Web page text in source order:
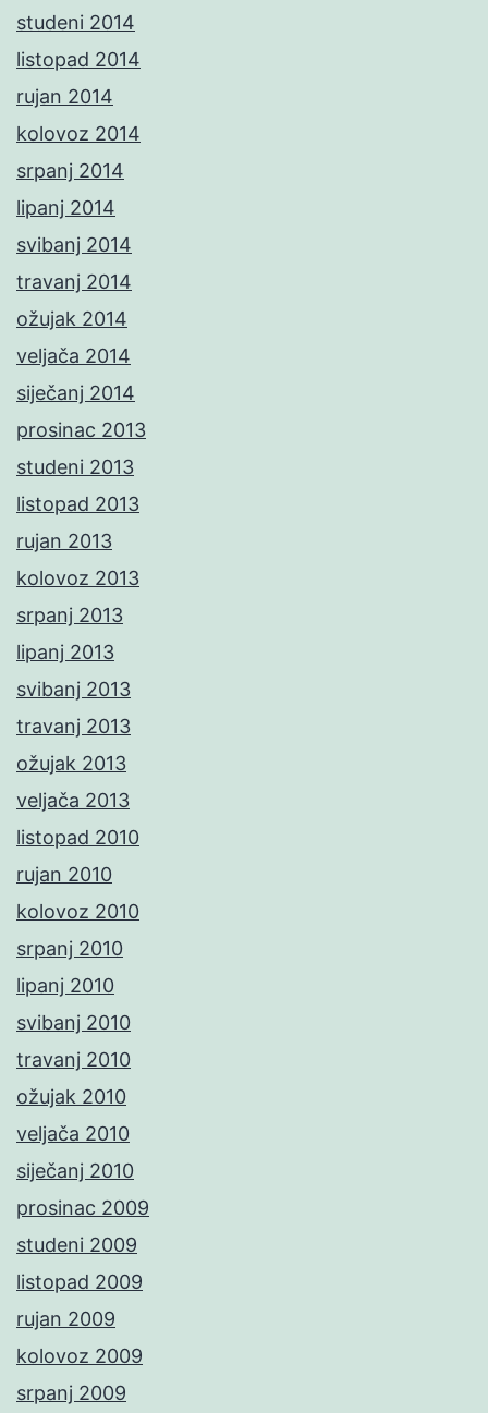
studeni 2014
listopad 2014
rujan 2014
kolovoz 2014
srpanj 2014
lipanj 2014
svibanj 2014
travanj 2014
ožujak 2014
veljača 2014
siječanj 2014
prosinac 2013
studeni 2013
listopad 2013
rujan 2013
kolovoz 2013
srpanj 2013
lipanj 2013
svibanj 2013
travanj 2013
ožujak 2013
veljača 2013
listopad 2010
rujan 2010
kolovoz 2010
srpanj 2010
lipanj 2010
svibanj 2010
travanj 2010
ožujak 2010
veljača 2010
siječanj 2010
prosinac 2009
studeni 2009
listopad 2009
rujan 2009
kolovoz 2009
srpanj 2009